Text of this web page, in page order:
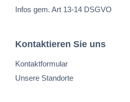
Infos gem. Art 13-14 DSGVO
Kontaktieren Sie uns
Kontaktformular
Unsere Standorte